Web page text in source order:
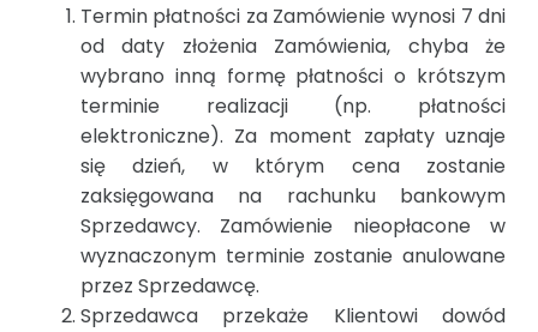
Termin płatności za Zamówienie wynosi 7 dni
od daty złożenia Zamówienia, chyba że
wybrano inną formę płatności o krótszym
terminie realizacji (np. płatności
elektroniczne). Za moment zapłaty uznaje
się dzień, w którym cena zostanie
zaksięgowana na rachunku bankowym
Sprzedawcy. Zamówienie nieopłacone w
wyznaczonym terminie zostanie anulowane
przez Sprzedawcę.
Sprzedawca przekaże Klientowi dowód